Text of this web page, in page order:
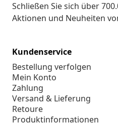
Schließen Sie sich über
Aktionen und Neuheiten
Kundenservice
Bestellung verfolgen
Mein Konto
Zahlung
Versand & Lieferung
Retoure
Produktinformationen